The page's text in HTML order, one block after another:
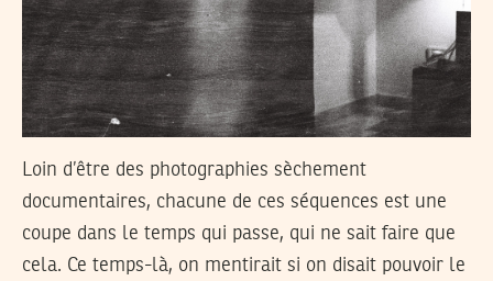
Loin d’être des photographies sèchement
documentaires, chacune de ces séquences est une
coupe dans le temps qui passe, qui ne sait faire que
cela. Ce temps-là, on mentirait si on disait pouvoir le